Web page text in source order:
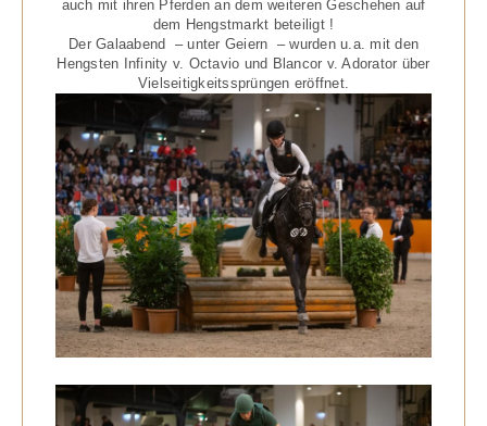
auch mit ihren Pferden an dem weiteren Geschehen auf
dem Hengstmarkt beteiligt !
Der Galaabend – unter Geiern – wurden u.a. mit den
Hengsten Infinity v. Octavio und Blancor v. Adorator über
Vielseitigkeitssprüngen eröffnet.